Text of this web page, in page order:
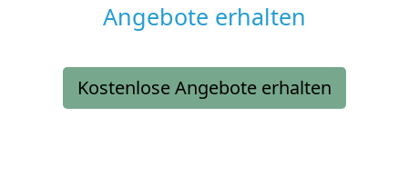
Angebote erhalten
Kostenlose Angebote erhalten